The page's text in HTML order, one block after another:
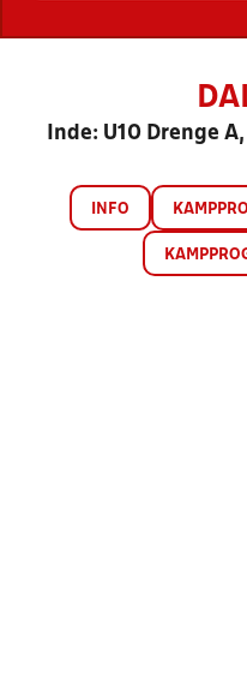
Inde: U10 Drenge
INFO